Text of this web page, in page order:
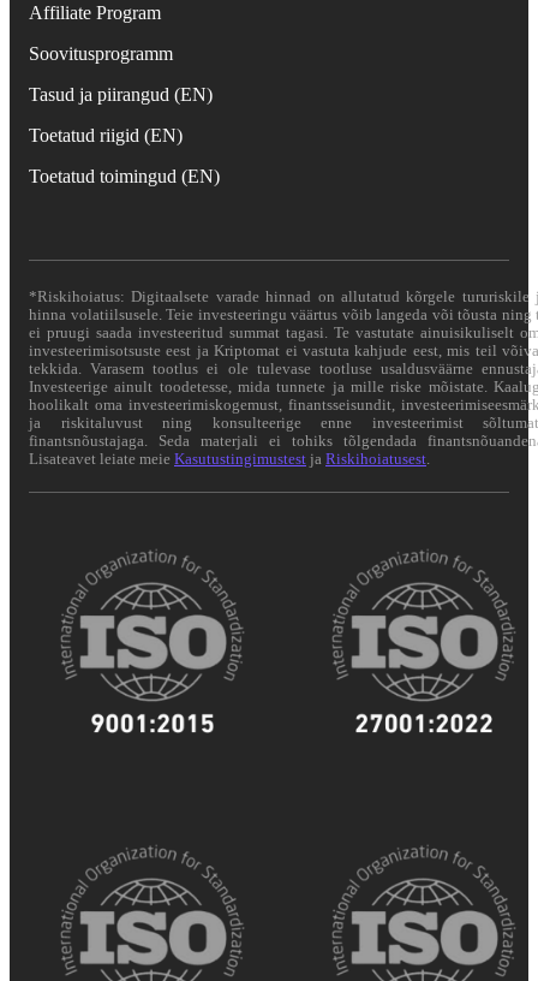
Affiliate Program
Soovitusprogramm
Tasud ja piirangud (EN)
Toetatud riigid (EN)
Toetatud toimingud (EN)
*Riskihoiatus: Digitaalsete varade hinnad on allutatud kõrgele tururiskile
hinna volatiilsusele. Teie investeeringu väärtus võib langeda või tõusta ning
ei pruugi saada investeeritud summat tagasi. Te vastutate ainuisikuliselt
investeerimisotsuste eest ja Kriptomat ei vastuta kahjude eest, mis teil
tekkida. Varasem tootlus ei ole tulevase tootluse usaldusväärne
Investeerige ainult toodetesse, mida tunnete ja mille riske mõistate.
hoolikalt oma investeerimiskogemust, finantsseisundit,
ja riskitaluvust ning konsulteerige enne investeerimist
finantsnõustajaga. Seda materjali ei tohiks tõlgendada
Lisateavet leiate meie Kasutustingimustest ja Riskihoiatusest